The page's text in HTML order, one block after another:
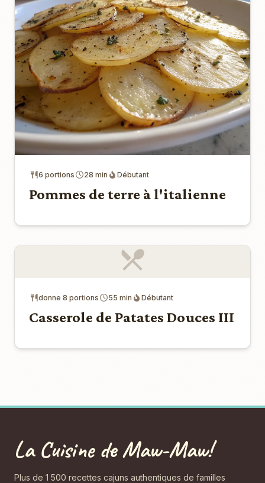
6 portions 28 min Débutant
Pommes de terre à l'italienne
donne 8 portions 55 min Débutant
Casserole de Patates Douces III
La Cuisine de Maw-Maw!
Plus de 1 500 recettes cajuns authentiques de familles